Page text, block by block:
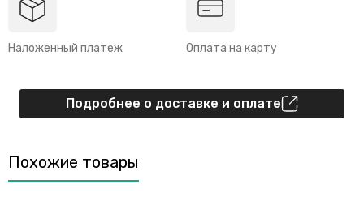
Наложенный платеж Оплата на карту
Подробнее о доставке и оплате
Похожие товары